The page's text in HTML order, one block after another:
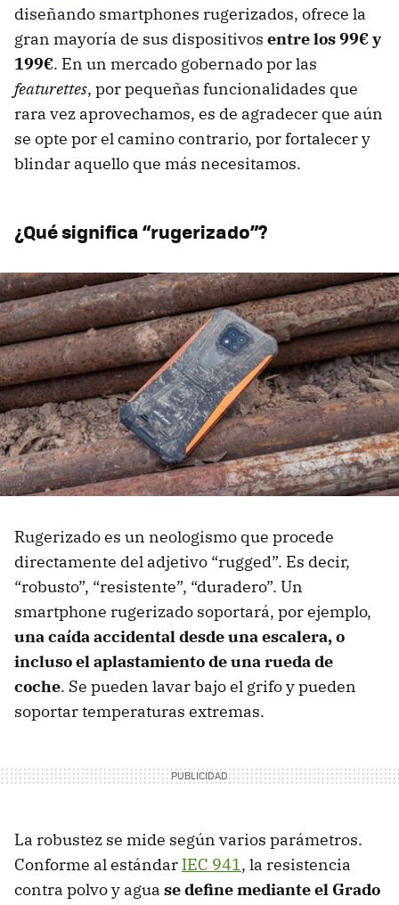
diseñando smartphones rugerizados, ofrece la
gran mayoría de sus dispositivos entre los 99€ y
199€. En un mercado gobernado por las
featurettes, por pequeñas funcionalidades que
rara vez aprovechamos, es de agradecer que aún
se opte por el camino contrario, por fortalecer y
blindar aquello que más necesitamos.
¿Qué significa “rugerizado”?
Rugerizado es un neologismo que procede
directamente del adjetivo “rugged”. Es decir,
“robusto”, “resistente”, “duradero”. Un
smartphone rugerizado soportará, por ejemplo,
una caída accidental desde una escalera, o
incluso el aplastamiento de una rueda de
coche. Se pueden lavar bajo el grifo y pueden
soportar temperaturas extremas.
La robustez se mide según varios parámetros.
Conforme al estándar IEC 941, la resistencia
contra polvo y agua se define mediante el Grado